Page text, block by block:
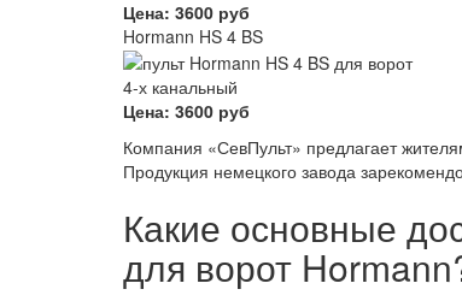
Цена: 3600 руб
Hormann HS 4 BS
4-х канальный
Цена: 3600 руб
Компания «СевПульт» предлагает
Продукция немецкого завода
Какие основные
для ворот